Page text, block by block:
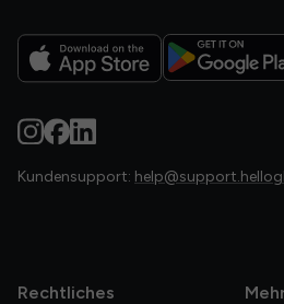
Kundensupport:
Rechtliches